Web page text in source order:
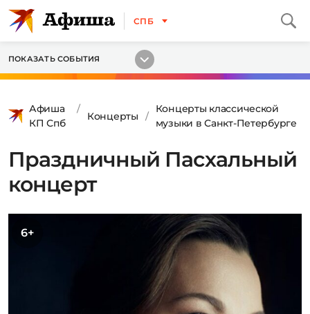
СПБ
ПОКАЗАТЬ СОБЫТИЯ
Афиша
КП Спб
Концерты
Концерты классической
музыки в Санкт-Петербурге
Праздничный Пасхальный
концерт
6+